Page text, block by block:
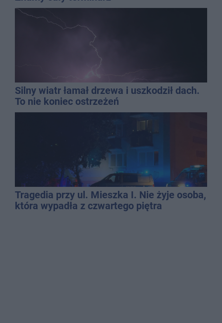
Silny wiatr łamał drzewa i uszkodził dach.
To nie koniec ostrzeżeń
Tragedia przy ul. Mieszka I. Nie żyje osoba,
która wypadła z czwartego piętra